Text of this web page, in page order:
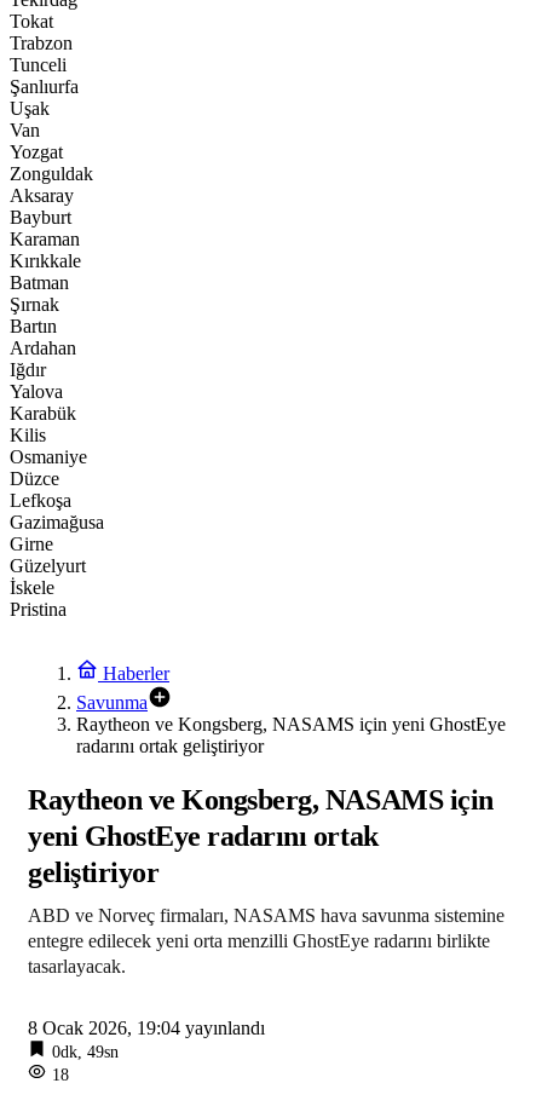
Tokat
Trabzon
Tunceli
Şanlıurfa
Uşak
Van
Yozgat
Zonguldak
Aksaray
Bayburt
Karaman
Kırıkkale
Batman
Şırnak
Bartın
Ardahan
Iğdır
Yalova
Karabük
Kilis
Osmaniye
Düzce
Lefkoşa
Gazimağusa
Girne
Güzelyurt
İskele
Pristina
Haberler
Savunma
Raytheon ve Kongsberg, NASAMS için yeni GhostEye
radarını ortak geliştiriyor
Raytheon ve Kongsberg, NASAMS için
yeni GhostEye radarını ortak
geliştiriyor
ABD ve Norveç firmaları, NASAMS hava savunma sistemine
entegre edilecek yeni orta menzilli GhostEye radarını birlikte
tasarlayacak.
8 Ocak 2026, 19:04 yayınlandı
0dk, 49sn
18